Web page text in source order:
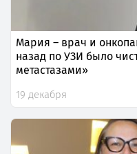
Мария – врач и
назад по УЗИ было
метастазами»
19 декабря